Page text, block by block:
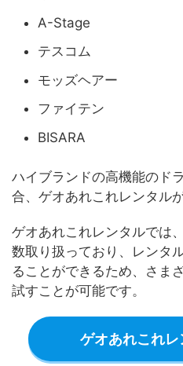
A-Stage
テスコム
モッズヘアー
ファイテン
BISARA
ハイブランドの高機能のド
合、ゲオあれこれレンタル
ゲオあれこれレンタルでは
数取り扱っており、レンタ
ることができるため、さま
試すことが可能です。
ゲオあれこれ